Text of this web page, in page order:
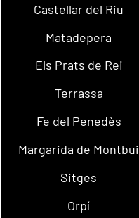
Castellar del Riu
Matadepera
Els Prats de Rei
Terrassa
Fe del Penedès
Margarida de Montbui
Sitges
Orpí